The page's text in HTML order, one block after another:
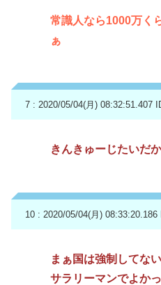
常識人なら1000万く
ぁ
7 : 2020/05/04(月) 08:32:51.407
きんきゅーじたいだ
10 : 2020/05/04(月) 08:33:20.186
まぁ国は強制してな
サラリーマンでよか